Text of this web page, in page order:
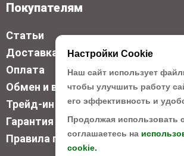
Покупателям
Статьи
Доставка
Оплата
Обмен и возврат
Трейд-ин
Гарантия низкой цены
Правила продажи
Настройки Cookie
Наш сайт использует
чтобы улучшить работу
его эффективность и
Продолжая использовать
соглашаетесь на
cookie.